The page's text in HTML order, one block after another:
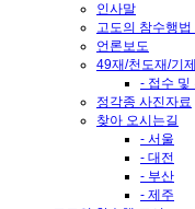
인사말
고도의 참수행법
언론보도
49재/천도재/기제
- 접수 및
정각종 사진자료
찾아 오시는길
- 서울
- 대전
- 부산
- 제주